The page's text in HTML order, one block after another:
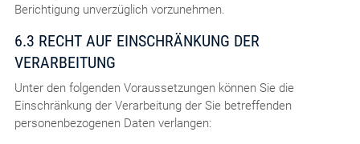
Berichtigung unverzüglich vorzunehmen.
6.3 RECHT AUF EINSCHRÄNKUNG DER
VERARBEITUNG
Unter den folgenden Voraussetzungen können Sie die
Einschränkung der Verarbeitung der Sie betreffenden
personenbezogenen Daten verlangen: